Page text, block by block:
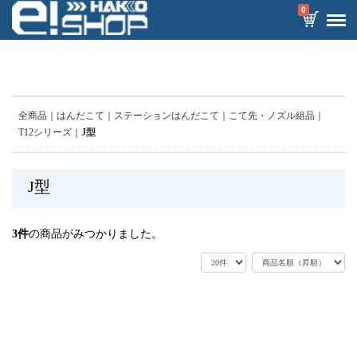
0
全商品 はんだこて ステーションはんだこて
こて先・ノズル組品
T12シリーズ
J型
J型
3件の商品がみつかりました。